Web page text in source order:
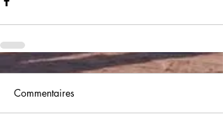
Commentaires